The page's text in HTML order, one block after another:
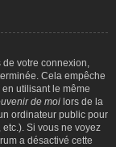
de votre connexion,
Cela empêche
utilisant le même
de moi lors de la
ordinateur public pour
Si vous ne voyez
a désactivé cette